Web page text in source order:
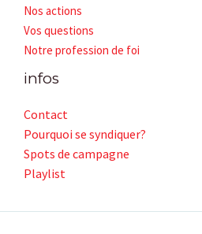
Nos actions
Vos questions
Notre profession de foi
infos
Contact
Pourquoi se syndiquer?
Spots de campagne
Playlist